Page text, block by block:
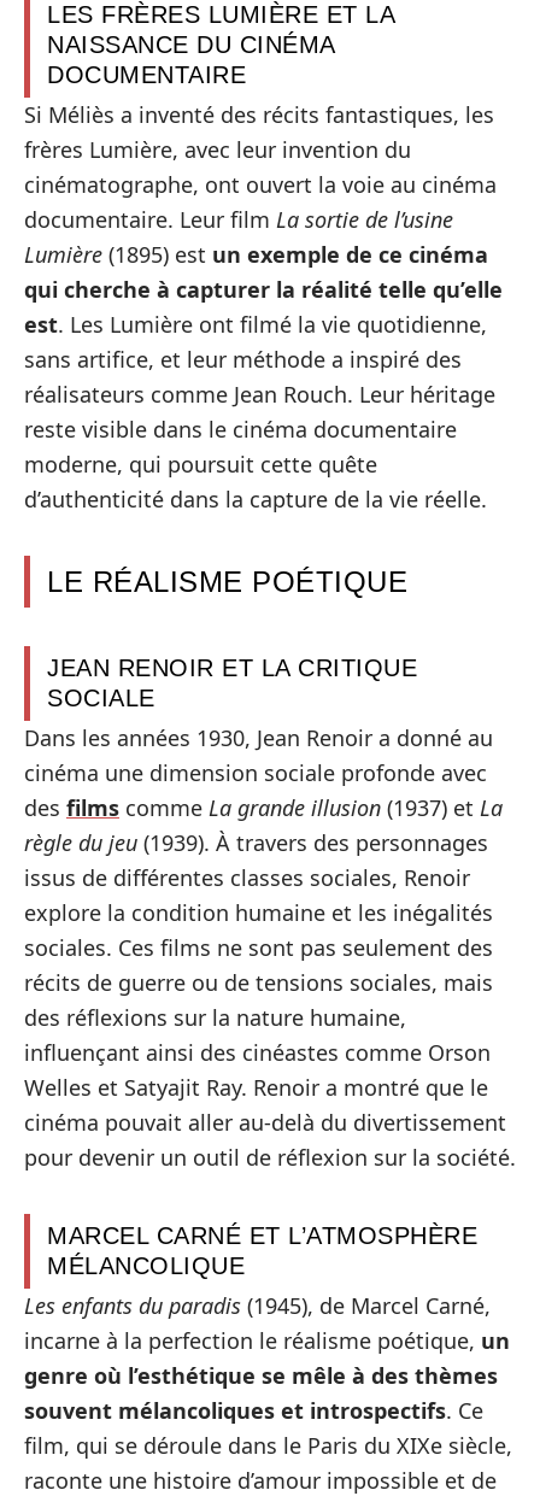
LES FRÈRES LUMIÈRE ET LA
NAISSANCE DU CINÉMA
DOCUMENTAIRE
Si Méliès a inventé des récits fantastiques, les
frères Lumière, avec leur invention du
cinématographe, ont ouvert la voie au cinéma
documentaire. Leur film La sortie de l’usine
Lumière (1895) est un exemple de ce cinéma
qui cherche à capturer la réalité telle qu’elle
est. Les Lumière ont filmé la vie quotidienne,
sans artifice, et leur méthode a inspiré des
réalisateurs comme Jean Rouch. Leur héritage
reste visible dans le cinéma documentaire
moderne, qui poursuit cette quête
d’authenticité dans la capture de la vie réelle.
LE RÉALISME POÉTIQUE
JEAN RENOIR ET LA CRITIQUE
SOCIALE
Dans les années 1930, Jean Renoir a donné au
cinéma une dimension sociale profonde avec
des films comme La grande illusion (1937) et La
règle du jeu (1939). À travers des personnages
issus de différentes classes sociales, Renoir
explore la condition humaine et les inégalités
sociales. Ces films ne sont pas seulement des
récits de guerre ou de tensions sociales, mais
des réflexions sur la nature humaine,
influençant ainsi des cinéastes comme Orson
Welles et Satyajit Ray. Renoir a montré que le
cinéma pouvait aller au-delà du divertissement
pour devenir un outil de réflexion sur la société.
MARCEL CARNÉ ET L’ATMOSPHÈRE
MÉLANCOLIQUE
Les enfants du paradis (1945), de Marcel Carné,
incarne à la perfection le réalisme poétique, un
genre où l’esthétique se mêle à des thèmes
souvent mélancoliques et introspectifs. Ce
film, qui se déroule dans le Paris du XIXe siècle,
raconte une histoire d’amour impossible et de